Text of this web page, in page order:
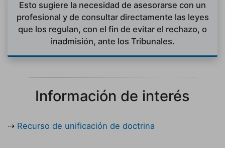
Esto sugiere la necesidad de asesorarse con un
profesional y de consultar directamente las leyes
que los regulan, con el fin de evitar el rechazo, o
inadmisión, ante los Tribunales.
Información de interés
Recurso de unificación de doctrina